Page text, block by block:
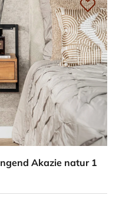
Akazie natur 1